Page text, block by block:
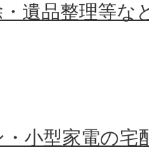
遺品整理等な
小型家電の宅